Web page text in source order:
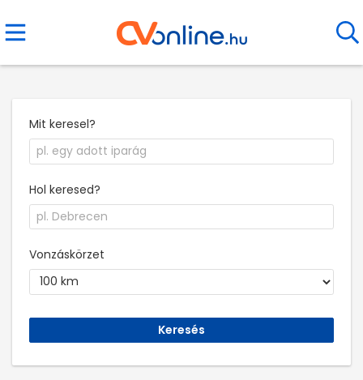
Mit keresel?
Hol keresed?
Vonzáskörzet